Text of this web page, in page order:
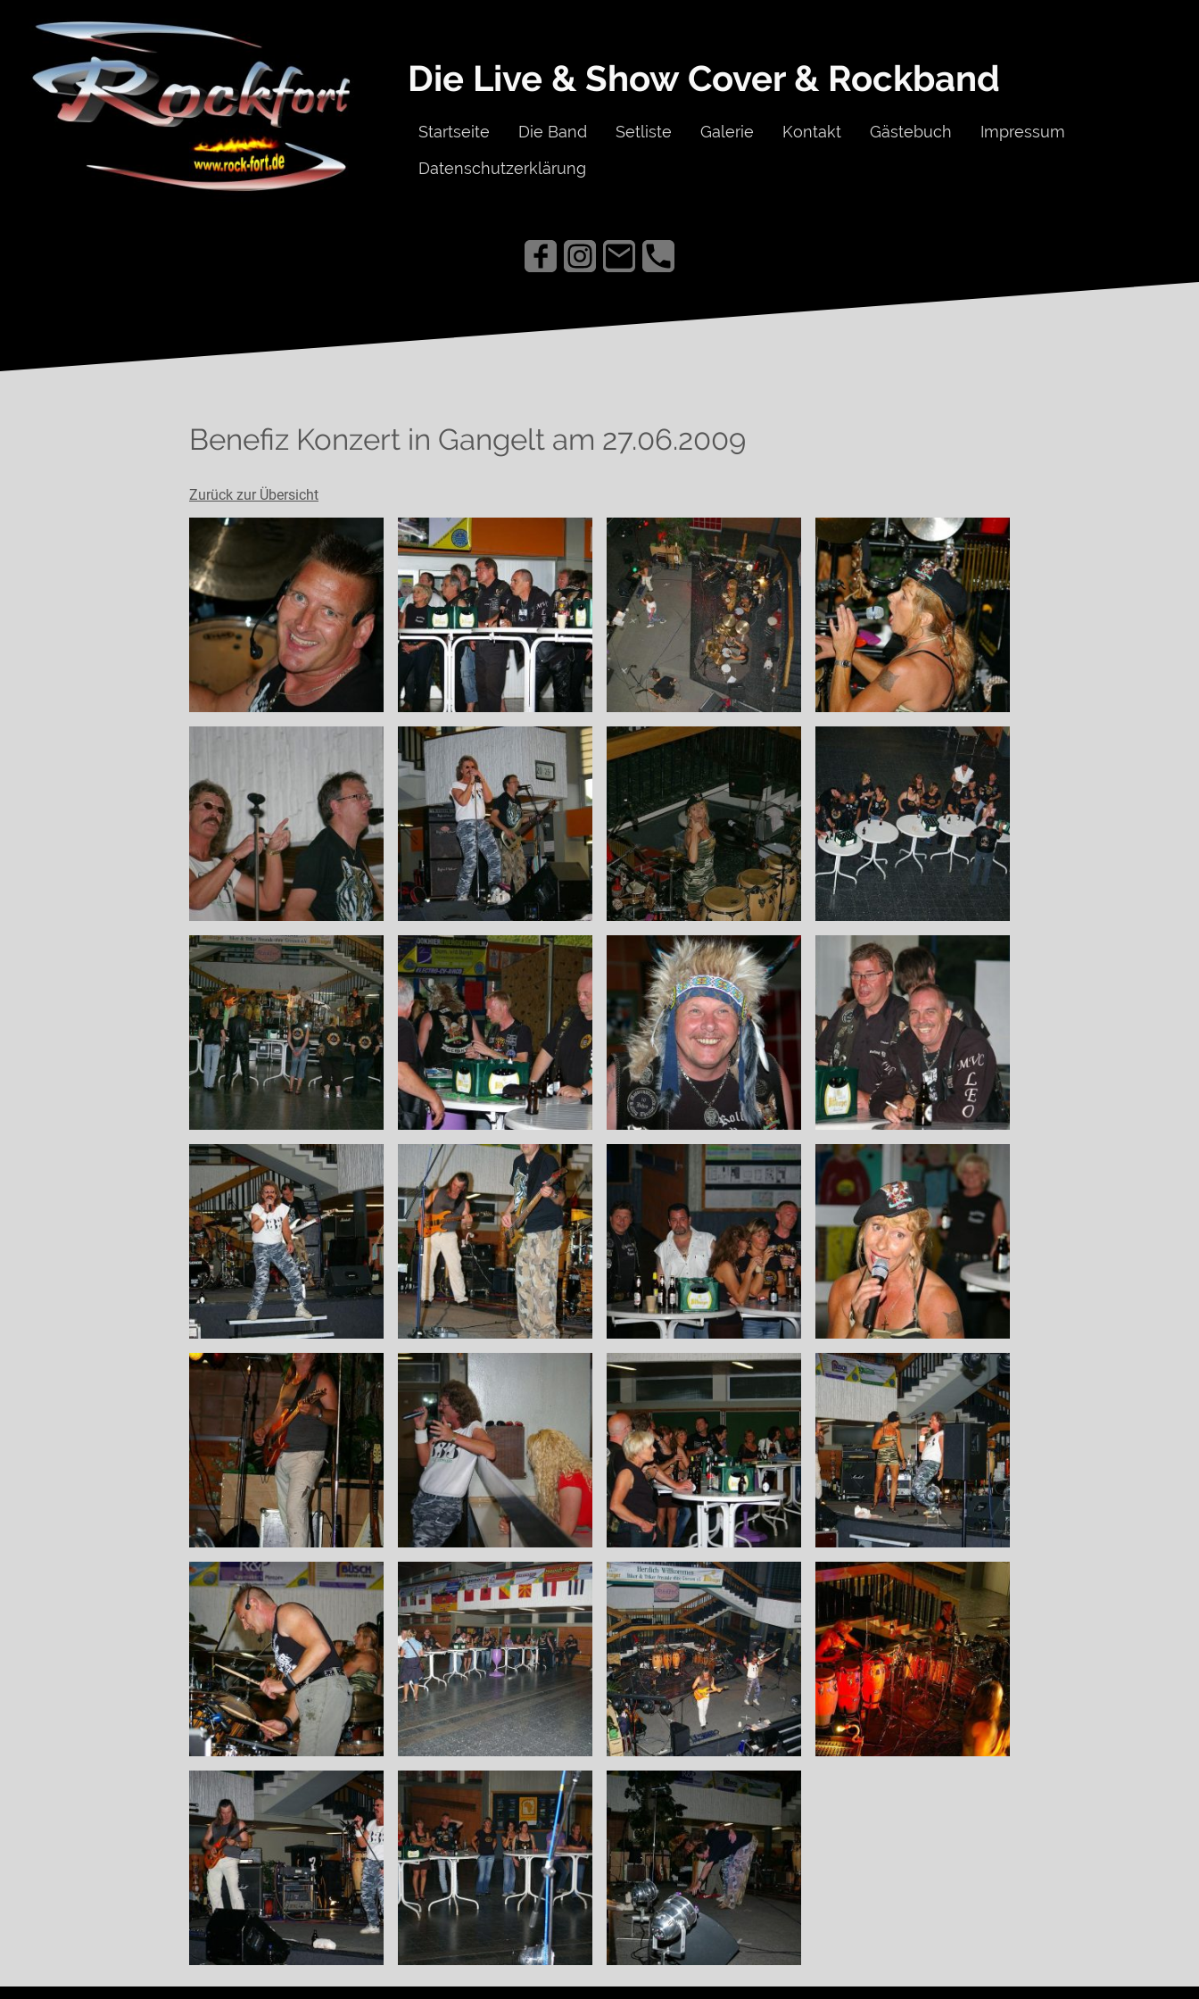
Die Live & Show Cover & Rockband
Startseite Die Band Setliste Galerie Kontakt Gästebuch
Impressum
Datenschutzerklärung
Benefiz Konzert in Gangelt am 27.06.2009
Zurück zur Übersicht